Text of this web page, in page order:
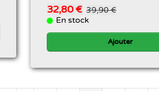
32,80 € 39,90 €
En stock
Ajouter